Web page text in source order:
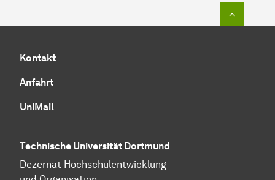
Kontakt
Anfahrt
UniMail
Technische Universität Dortmund
Dezernat Hochschul­entwicklung